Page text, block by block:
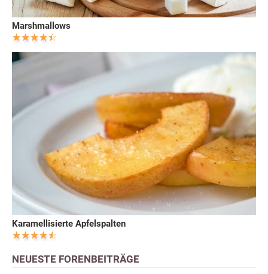
Marshmallows
Karamellisierte Apfelspalten
NEUESTE FORENBEITRÄGE